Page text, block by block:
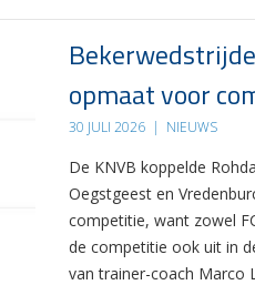
opmaat voor
30 JULI 2026 | NIEUWS
De KNVB koppelde
Oegstgeest en
competitie, want zowel
de competitie ook uit in
van trainer-coach Marco